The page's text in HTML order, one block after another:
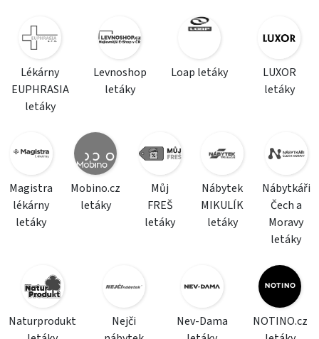
Lékárny
EUPHRASIA
letáky
Levnoshop
letáky
Loap letáky
LUXOR
letáky
Magistra
lékárny
letáky
Mobino.cz
letáky
Můj
FREŠ
letáky
Nábytek
MIKULÍK
letáky
Nábytkáři
Čech a
Moravy
letáky
Naturprodukt
Nejči
Nev-Dama
NOTINO.cz